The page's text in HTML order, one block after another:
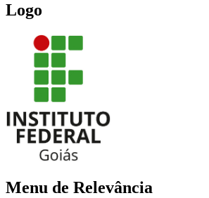
Logo
Menu de Relevância